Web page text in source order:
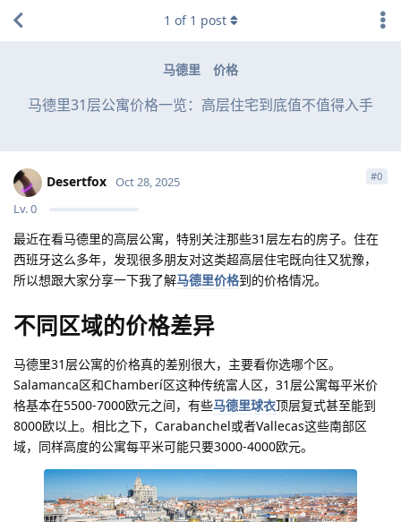
马德里 价格
马德里31层公寓价格一览：高层住宅到底值不值得入手
1 of 1 post
Desertfox
Lv.0
Oct 28, 2025 #0
最近在看马德里的高层公寓，特别关注那些31层左右的房子。住在
西班牙这么多年，发现很多朋友对这类超高层住宅既向往又犹豫，
所以想跟大家分享一下我了解马德里价格到的价格情况。
不同区域的价格差异
马德里31层公寓的价格真的差别很大，主要看你选哪个区。
Salamanca区和Chamberí区这种传统富人区，31层公寓每平米价
格基本在5500-7000欧元之间，有些马德里球衣顶层复式甚至能到
8000欧以上。相比之下，Carabanchel或者Vallecas这些南部区
域，同样高度的公寓每平米可能只要3000-4000欧元。